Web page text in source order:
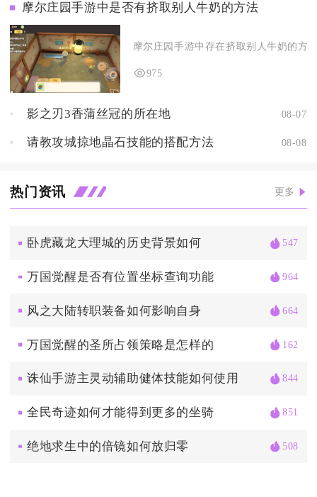
摩尔庄园手游中是否有挤取别人牛奶的方法
摩尔庄园手游中存在挤取别人牛奶的方
975
影之刃3香蒲丝冠的所在地 08-07
请教攻城掠地晶石技能的搭配方法 08-08
热门资讯 更多
卧虎藏龙大理城的历史背景如何 547
万国觉醒是否有位置坐标查询功能 964
风之大陆转职装备如何影响自身 664
万国觉醒的圣所占领策略是怎样的 162
诛仙手游主灵动辅助健体技能如何使用 844
全民奇迹如何才能得到更多的坐骑 851
绝地求生中的倍镜如何放归零 508